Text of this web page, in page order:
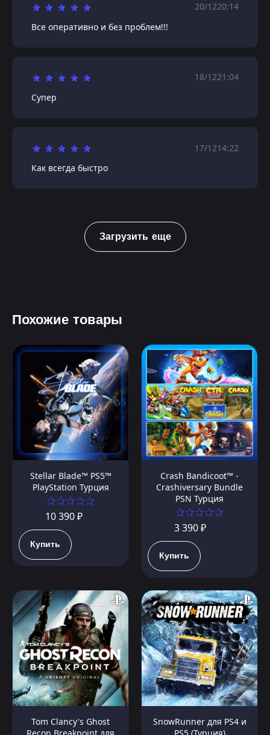
20/1220:14
Все оперативно и без проблем!!!
18/1221:04
Супер
17/1214:22
Как всегда быстро
Загрузить еще
Похожие товары
Stellar Blade™ PS5™
PlayStation Турция
10 390 ₽
Купить
Crash Bandicoot™ -
Crashiversary Bundle
PSN Турция
3 390 ₽
Купить
Tom Clancy's Ghost
SnowRunner для PS4 и